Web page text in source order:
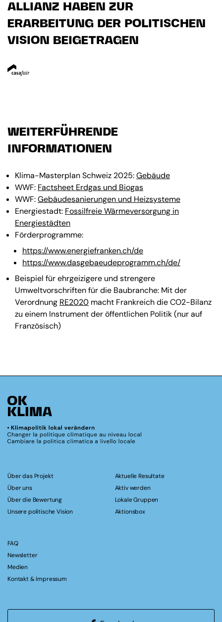
ALLIANZ HABEN ZUR
ERARBEITUNG DER POLITISCHEN
VISION BEIGETRAGEN
WEITERFÜHRENDE
INFORMATIONEN
Klima-Masterplan Schweiz 2025:Gebäude
WWF: Factsheet Erdgas und Biogas
WWF:Gebäudesanierungen und Heizsysteme
Energiestadt: Fossilfreie Wärmeversorgung in
Energiestädten
Förderprogramme:
https://www.energiefranken.ch/de
https://www.dasgebaeudeprogramm.ch/de/
Beispiel für ehrgeizigere und strengere
Umweltvorschriften für die Baubranche: Mit der
Verordnung RE2020 macht Frankreich die CO2-Bilanz
zu einem Instrument der öffentlichen Politik (nur auf
Französisch)
Über das Projekt
Über uns
Über die Bewertung
Unsere politische Vision
Aktuelle Resultate
Aktiv werden
Lokale Gruppen
Aktionsbox
FAQ
Newsletter
Medien
Kontakt & Impressum